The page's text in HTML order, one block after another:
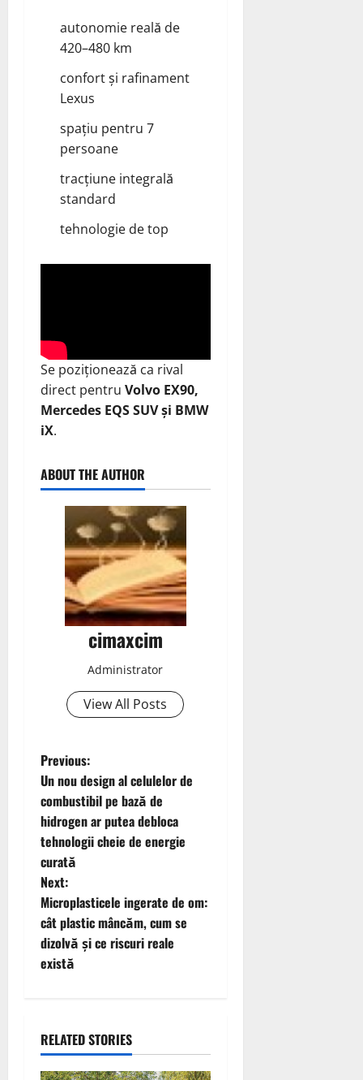
autonomie reală de
420–480 km
confort și rafinament
Lexus
spațiu pentru 7
persoane
tracțiune integrală
standard
tehnologie de top
Se poziționează ca rival
direct pentru Volvo EX90,
Mercedes EQS SUV și BMW
iX.
ABOUT THE AUTHOR
cimaxcim
Administrator
View All Posts
P
o
s
t
n
a
v
g
Previous:
Un nou design al celulelor de
combustibil pe bază de
hidrogen ar putea debloca
tehnologii cheie de energie
curată
Next:
Microplasticele ingerate de om:
cât plastic mâncăm, cum se
dizolvă și ce riscuri reale
există
RELATED STORIES